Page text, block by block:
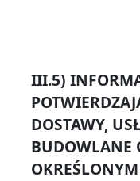
III.5)
DOSTAWY,
BUDOWLANE